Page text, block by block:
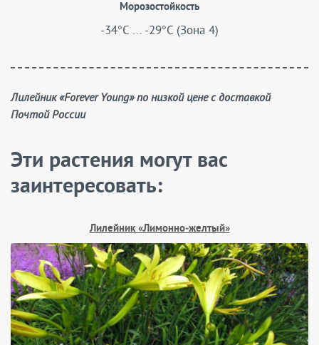
Морозостойкость
-34°C ... -29°C (Зона 4)
Лилейник «Forever Young» по низкой цене с доставкой
Почтой России
Эти растения могут вас
заинтересовать:
Лилейник «Лимонно‑желтый»